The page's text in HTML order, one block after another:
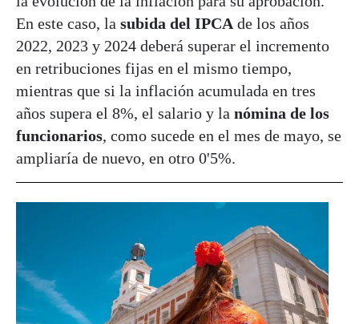
En este caso, la subida del IPCA de los años
2022, 2023 y 2024 deberá superar el incremento
en retribuciones fijas en el mismo tiempo,
mientras que si la inflación acumulada en tres
años supera el 8%, el salario y la nómina de los
funcionarios, como sucede en el mes de mayo, se
ampliaría de nuevo, en otro 0'5%.